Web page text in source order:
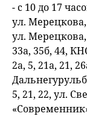
- с 10 до 17
ул. Мерецкова,
ул. Мерецкова,
33а, 35б, 44,
2а, 5, 21а, 21,
5, 21, 22, ул.